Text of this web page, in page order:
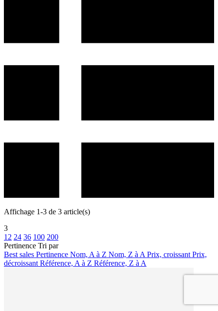
Affichage 1-3 de 3 article(s)
3
12 24 36 100 200
Pertinence Tri par
Best sales Pertinence Nom, A à Z Nom, Z à A Prix, croissant Prix,
décroissant Référence, A à Z Référence, Z à A